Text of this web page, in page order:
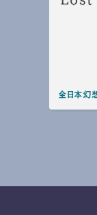
全日本幻